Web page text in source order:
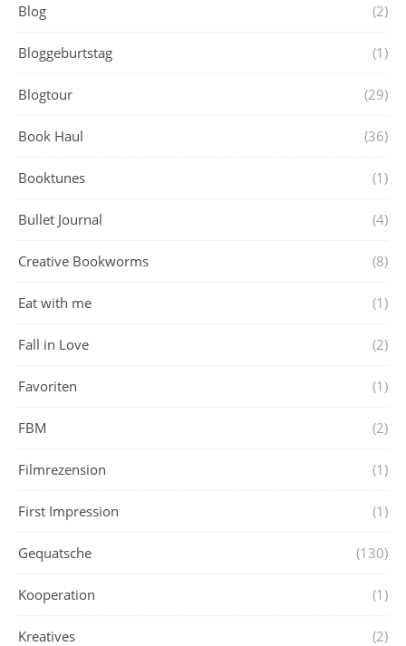
Blog (2)
Bloggeburtstag (1)
Blogtour (29)
Book Haul (36)
Booktunes (1)
Bullet Journal (4)
Creative Bookworms (8)
Eat with me (1)
Fall in Love (2)
Favoriten (1)
FBM (2)
Filmrezension (1)
First Impression (1)
Gequatsche (130)
Kooperation (1)
Kreatives (2)